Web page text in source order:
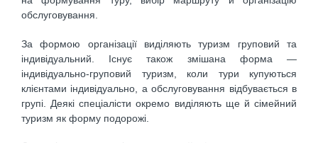
обслуговування.
За формою організації виділяють туризм груповий та
індивідуальний. Існує також змішана форма —
індивідуально-груповий туризм, коли тури купуються
клієнтами індивідуально, а обслуговування відбувається в
групі. Деякі спеціалісти окремо виділяють ще й сімейний
туризм як форму подорожі.